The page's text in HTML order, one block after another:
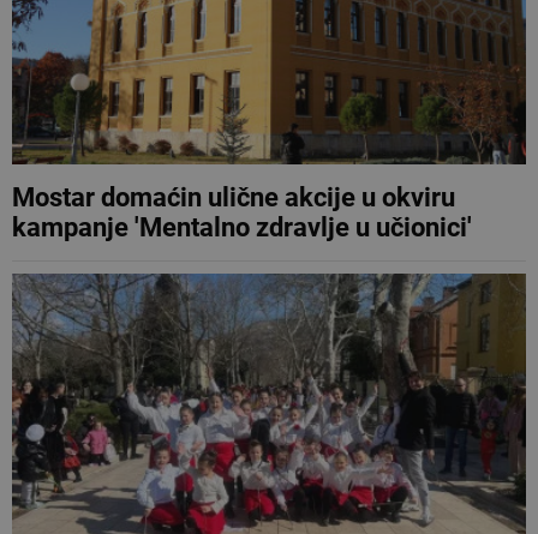
Mostar domaćin ulične akcije u okviru
kampanje 'Mentalno zdravlje u učionici'